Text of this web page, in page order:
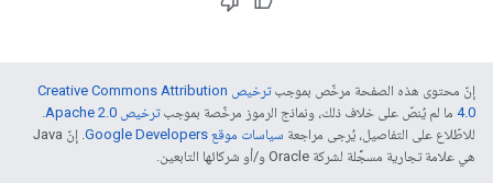
إنّ محتوى هذه الصفحة مرخّص بموجب
ترخيص Creative Commons Attribution
4.0‏ ما لم يُنصّ على خلاف ذلك، ونماذج الرموز مرخّصة بموجبترخيص Apache 2.0‏
.
للاطّلاع على التفاصيل، يُرجى مراجعة سياسات موقع Google Developers‏
. إنّ Java
هي علامة تجارية مسجَّلة لشركة Oracle و/أو شركائها التابعين.